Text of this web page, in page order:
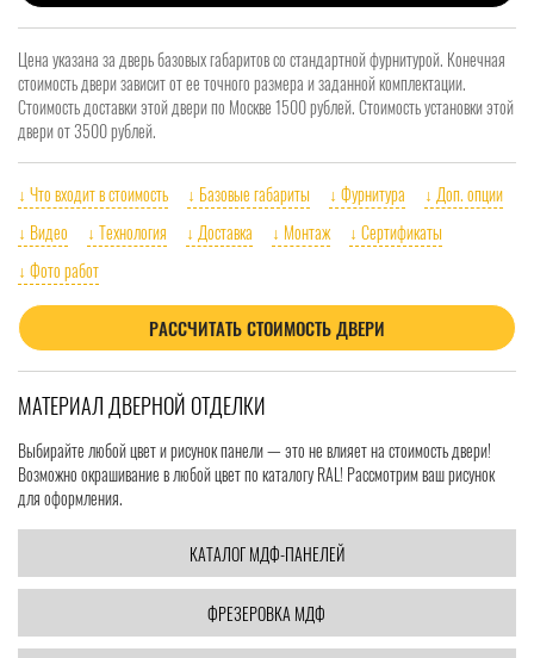
Цена указана за дверь базовых габаритов со стандартной фурнитурой. Конечная
стоимость двери зависит от ее точного размера и заданной комплектации.
Стоимость доставки этой двери по Москве 1500 рублей. Стоимость установки этой
двери от 3500 рублей.
↓ Что входит в стоимость ↓ Базовые габариты ↓ Фурнитура
↓ Доп. опции
↓ Видео
↓ Технология ↓ Доставка ↓ Монтаж
↓ Сертификаты
↓ Фото работ
РАССЧИТАТЬ СТОИМОСТЬ ДВЕРИ
МАТЕРИАЛ ДВЕРНОЙ ОТДЕЛКИ
Выбирайте любой цвет и рисунок панели — это не влияет на стоимость двери!
Возможно окрашивание в любой цвет по каталогу RAL! Рассмотрим ваш рисунок
для оформления.
КАТАЛОГ МДФ-ПАНЕЛЕЙ
ФРЕЗЕРОВКА МДФ